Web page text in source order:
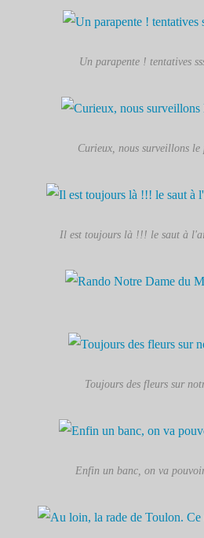
Un parapente ! tentatives
Curieux, nous surveillons le
Il est toujours là !!! le saut à
Toujours des fleurs sur
Enfin un banc, on va